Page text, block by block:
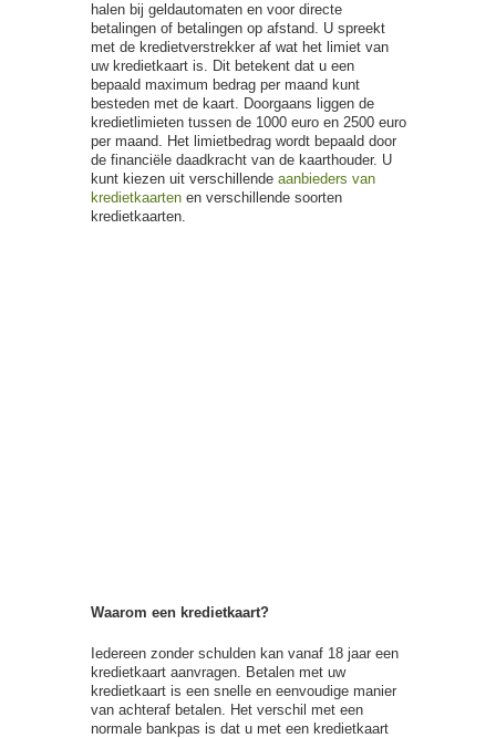
halen bij geldautomaten en voor directe
betalingen of betalingen op afstand. U spreekt
met de kredietverstrekker af wat het limiet van
uw kredietkaart is. Dit betekent dat u een
bepaald maximum bedrag per maand kunt
besteden met de kaart. Doorgaans liggen de
kredietlimieten tussen de 1000 euro en 2500 euro
per maand. Het limietbedrag wordt bepaald door
de financiële daadkracht van de kaarthouder. U
kunt kiezen uit verschillende aanbieders van
kredietkaartenen verschillende soorten
kredietkaarten.
Waarom een kredietkaart?
Iedereen zonder schulden kan vanaf 18 jaar een
kredietkaart aanvragen. Betalen met uw
kredietkaart is een snelle en eenvoudige manier
van achteraf betalen. Het verschil met een
normale bankpas is dat u met een kredietkaart